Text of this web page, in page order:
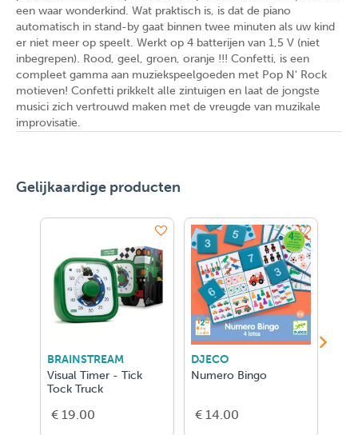
een waar wonderkind. Wat praktisch is, is dat de piano
automatisch in stand-by gaat binnen twee minuten als uw kind
er niet meer op speelt. Werkt op 4 batterijen van 1,5 V (niet
inbegrepen). Rood, geel, groen, oranje !!! Confetti, is een
compleet gamma aan muziekspeelgoeden met Pop N' Rock
motieven! Confetti prikkelt alle zintuigen en laat de jongste
musici zich vertrouwd maken met de vreugde van muzikale
improvisatie.
Gelijkaardige producten
BRAINSTREAM
Visual Timer - Tick
Tock Truck
€ 19.00
DJECO
Numero Bingo
€ 14.00